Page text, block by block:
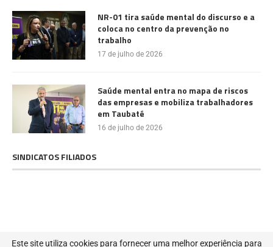
NR-01 tira saúde mental do discurso e a
coloca no centro da prevenção no
trabalho
17 de julho de 2026
Saúde mental entra no mapa de riscos
das empresas e mobiliza trabalhadores
em Taubaté
16 de julho de 2026
SINDICATOS FILIADOS
@2022 - Todos os direitos reservados. Projetado e desenvolvido porMIB
Este site utiliza cookies para fornecer uma melhor experiência para